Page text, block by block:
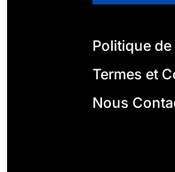
Politique
Termes et
Nous